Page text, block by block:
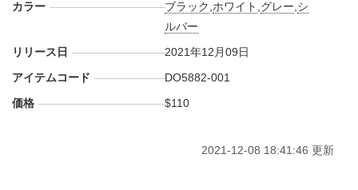
カラー
ブラック ホワイト グレー シ
ルバー
リリース日
2021年12月09日
アイテムコード
DO5882-001
価格
$110
2021-12-08 18:41:46 更新